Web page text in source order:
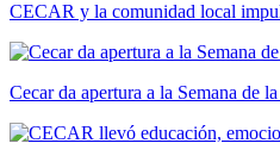
CECAR y la comunidad local
Cecar da apertura a la Semana de